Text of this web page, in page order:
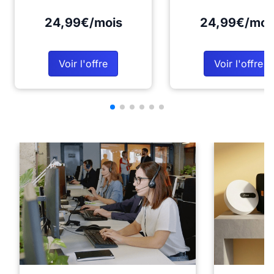
24,99€/mois
Voir l'offre
24,99€/
Voir l'offre